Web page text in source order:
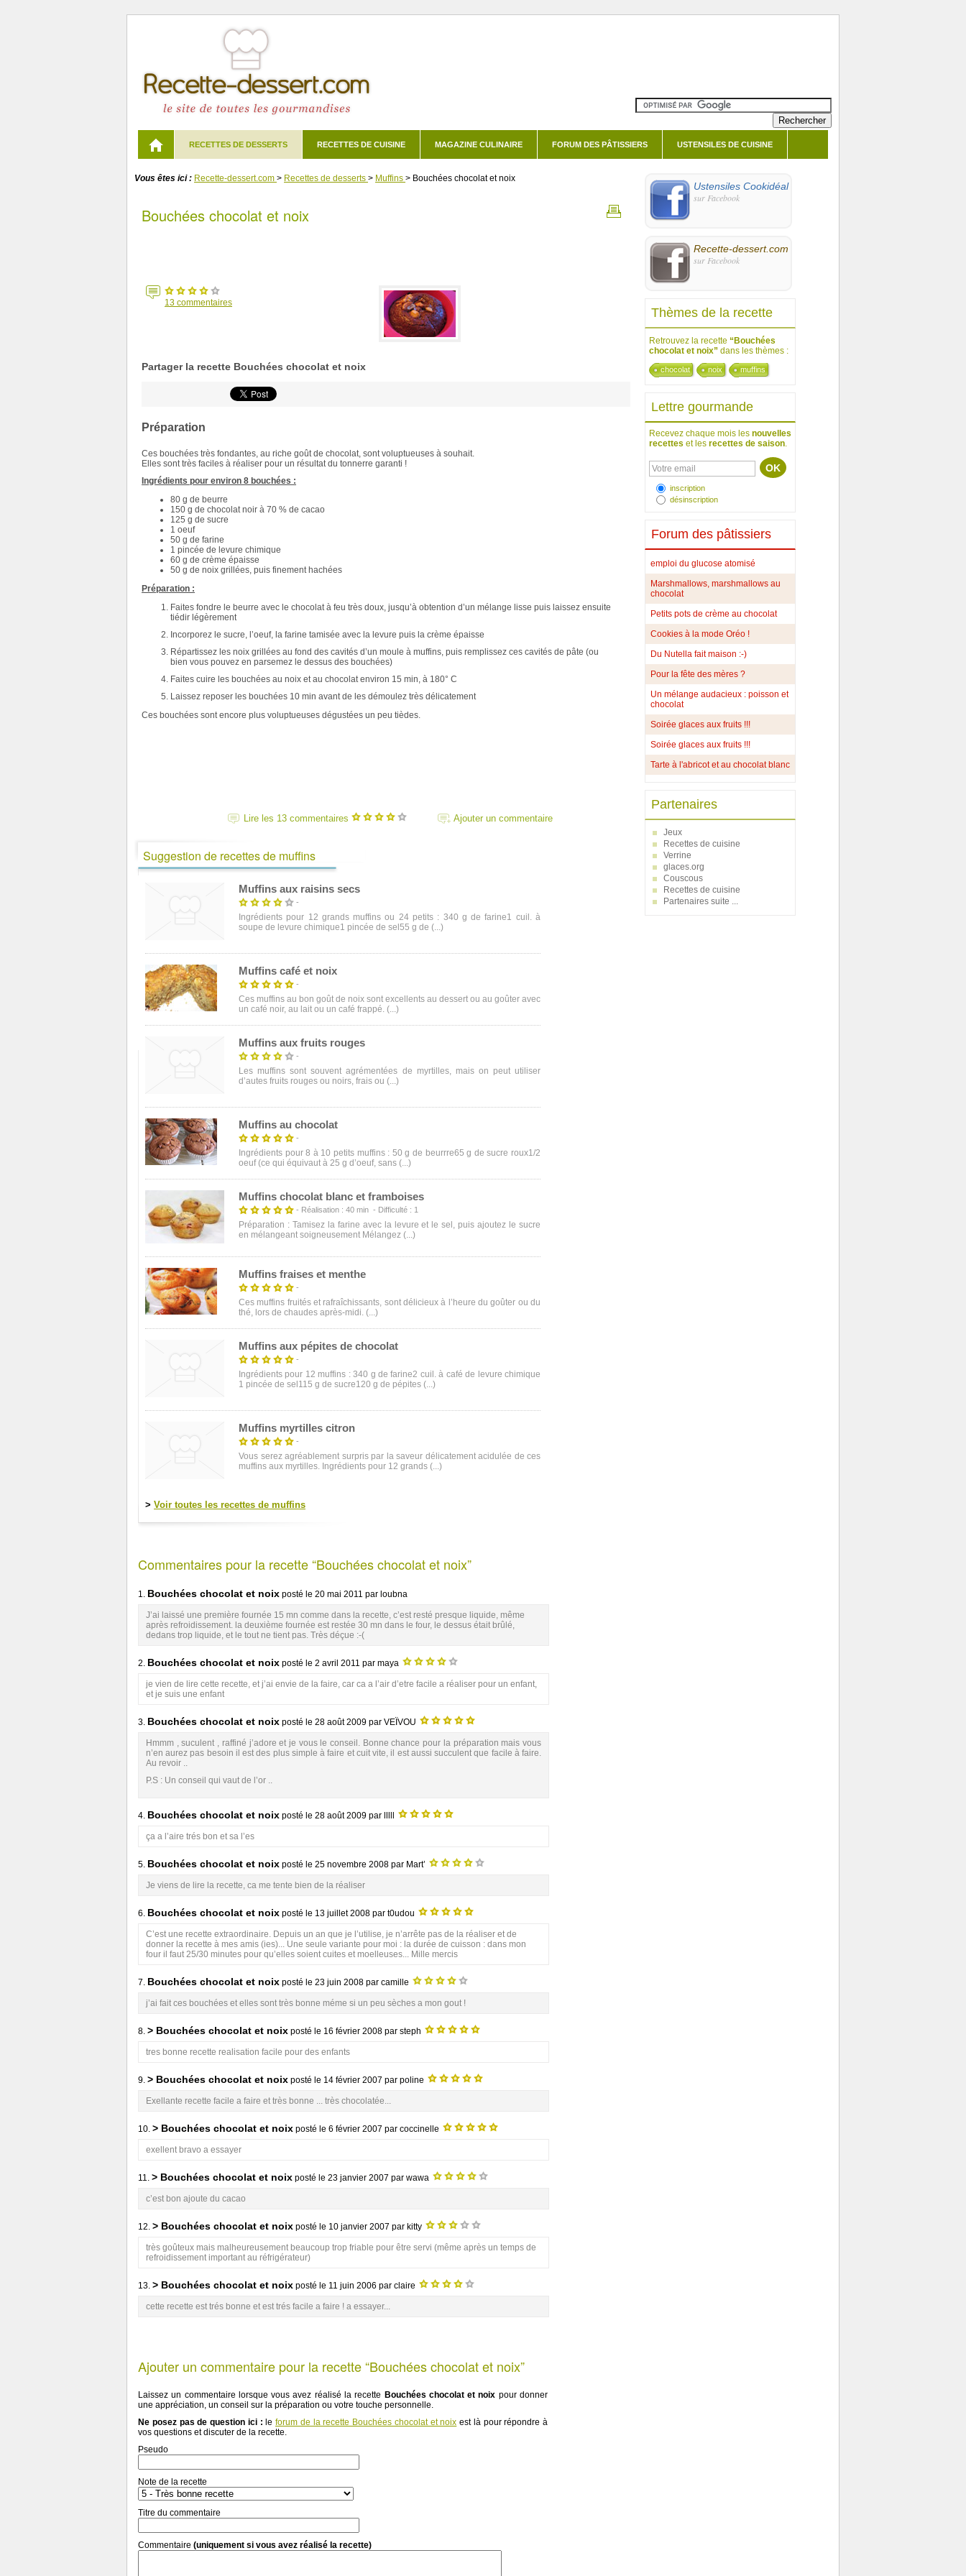
RECETTES DE DESSERTS RECETTES DE CUISINE MAGAZINE CULINAIRE FORUM DES PÂTISSIERS USTENSILES DE CUISINE
Vous êtes ici : Recette-dessert.com > Recettes de desserts > Muffins > Bouchées chocolat et noix
Bouchées chocolat et noix
13 commentaires
Partager la recette Bouchées chocolat et noix
Préparation
Ces bouchées très fondantes, au riche goût de chocolat, sont voluptueuses à souhait.
Elles sont très faciles à réaliser pour un résultat du tonnerre garanti !
Ingrédients pour environ 8 bouchées :
80 g de beurre
150 g de chocolat noir à 70 % de cacao
125 g de sucre
1 oeuf
50 g de farine
1 pincée de levure chimique
60 g de crème épaisse
50 g de noix grillées, puis finement hachées
Préparation :
Faites fondre le beurre avec le chocolat à feu très doux, jusqu’à obtention d’un mélange lisse puis laissez ensuite
tiédir légèrement
Incorporez le sucre, l’oeuf, la farine tamisée avec la levure puis la crème épaisse
Répartissez les noix grillées au fond des cavités d’un moule à muffins, puis remplissez ces cavités de pâte (ou
bien vous pouvez en parsemez le dessus des bouchées)
Faites cuire les bouchées au noix et au chocolat environ 15 min, à 180° C
Laissez reposer les bouchées 10 min avant de les démoulez très délicatement
Ces bouchées sont encore plus voluptueuses dégustées un peu tièdes.
Lire les 13 commentaires Ajouter un commentaire
Suggestion de recettes de muffins
Muffins aux raisins secs
-
Ingrédients pour 12 grands muffins ou 24 petits : 340 g de farine1 cuil. à
soupe de levure chimique1 pincée de sel55 g de (...)
Muffins café et noix
-
Ces muffins au bon goût de noix sont excellents au dessert ou au goûter avec
un café noir, au lait ou un café frappé. (...)
Muffins aux fruits rouges
-
Les muffins sont souvent agrémentées de myrtilles, mais on peut utiliser
d’autes fruits rouges ou noirs, frais ou (...)
Muffins au chocolat
-
Ingrédients pour 8 à 10 petits muffins : 50 g de beurrre65 g de sucre roux1/2
oeuf (ce qui équivaut à 25 g d’oeuf, sans (...)
Muffins chocolat blanc et framboises
- Réalisation : 40 min - Difficulté : 1
Préparation : Tamisez la farine avec la levure et le sel, puis ajoutez le sucre
en mélangeant soigneusement Mélangez (...)
Muffins fraises et menthe
-
Ces muffins fruités et rafraîchissants, sont délicieux à l’heure du goûter ou du
thé, lors de chaudes après-midi. (...)
Muffins aux pépites de chocolat
-
Ingrédients pour 12 muffins : 340 g de farine2 cuil. à café de levure chimique
1 pincée de sel115 g de sucre120 g de pépites (...)
Muffins myrtilles citron
-
Vous serez agréablement surpris par la saveur délicatement acidulée de ces
muffins aux myrtilles. Ingrédients pour 12 grands (...)
> Voir toutes les recettes de muffins
Commentaires pour la recette “Bouchées chocolat et noix”
1. Bouchées chocolat et noix posté le 20 mai 2011 par loubna
J’ai laissé une première fournée 15 mn comme dans la recette, c’est resté presque liquide, même
après refroidissement. la deuxième fournée est restée 30 mn dans le four, le dessus était brûlé,
dedans trop liquide, et le tout ne tient pas. Très déçue :-(
2. Bouchées chocolat et noix posté le 2 avril 2011 par maya
je vien de lire cette recette, et j’ai envie de la faire, car ca a l’air d’etre facile a réaliser pour un enfant,
et je suis une enfant
3. Bouchées chocolat et noix posté le 28 août 2009 par VEÏVOU
Hmmm , suculent , raffiné j’adore et je vous le conseil. Bonne chance pour la préparation mais vous
n’en aurez pas besoin il est des plus simple à faire et cuit vite, il est aussi succulent que facile à faire.
Au revoir ..
P.S : Un conseil qui vaut de l’or ..
4. Bouchées chocolat et noix posté le 28 août 2009 par lllll
ça a l’aire trés bon et sa l’es
5. Bouchées chocolat et noix posté le 25 novembre 2008 par Mart’
Je viens de lire la recette, ca me tente bien de la réaliser
6. Bouchées chocolat et noix posté le 13 juillet 2008 par t0udou
C’est une recette extraordinaire. Depuis un an que je l’utilise, je n’arrête pas de la réaliser et de
donner la recette à mes amis (ies)... Une seule variante pour moi : la durée de cuisson : dans mon
four il faut 25/30 minutes pour qu’elles soient cuites et moelleuses... Mille mercis
7. Bouchées chocolat et noix posté le 23 juin 2008 par camille
j’ai fait ces bouchées et elles sont très bonne méme si un peu sèches a mon gout !
8. > Bouchées chocolat et noix posté le 16 février 2008 par steph
tres bonne recette realisation facile pour des enfants
9. > Bouchées chocolat et noix posté le 14 février 2007 par poline
Exellante recette facile a faire et très bonne ... très chocolatée...
10. > Bouchées chocolat et noix posté le 6 février 2007 par coccinelle
exellent bravo a essayer
11. > Bouchées chocolat et noix posté le 23 janvier 2007 par wawa
c’est bon ajoute du cacao
12. > Bouchées chocolat et noix posté le 10 janvier 2007 par kitty
très goûteux mais malheureusement beaucoup trop friable pour être servi (même après un temps de
refroidissement important au réfrigérateur)
13. > Bouchées chocolat et noix posté le 11 juin 2006 par claire
cette recette est trés bonne et est trés facile a faire ! a essayer...
Ajouter un commentaire pour la recette “Bouchées chocolat et noix”
Laissez un commentaire lorsque vous avez réalisé la recette Bouchées chocolat et noix pour donner
une appréciation, un conseil sur la préparation ou votre touche personnelle.
Ne posez pas de question ici : le forum de la recette Bouchées chocolat et noix est là pour répondre à
vos questions et discuter de la recette.
Pseudo
Note de la recette
Titre du commentaire
Commentaire (uniquement si vous avez réalisé la recette)
Ustensiles Cookidéal
sur Facebook
Recette-dessert.com
sur Facebook
Thèmes de la recette
Retrouvez la recette “Bouchées
chocolat et noix” dans les thèmes :
chocolat noix muffins
Lettre gourmande
Recevez chaque mois les nouvelles
recettes et les recettes de saison.
inscription
désinscription
Forum des pâtissiers
emploi du glucose atomisé
Marshmallows, marshmallows au
chocolat
Petits pots de crème au chocolat
Cookies à la mode Oréo !
Du Nutella fait maison :-)
Pour la fête des mères ?
Un mélange audacieux : poisson et
chocolat
Soirée glaces aux fruits !!!
Soirée glaces aux fruits !!!
Tarte à l'abricot et au chocolat blanc
Partenaires
Jeux
Recettes de cuisine
Verrine
glaces.org
Couscous
Recettes de cuisine
Partenaires suite ...